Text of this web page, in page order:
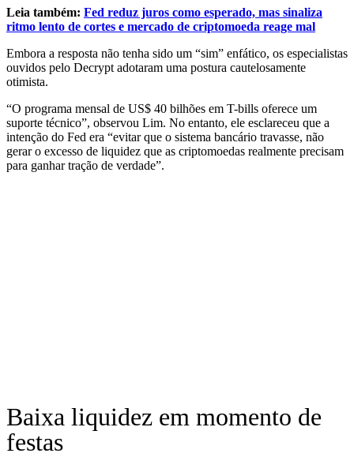
Leia também: Fed reduz juros como esperado, mas sinaliza
ritmo lento de cortes e mercado de criptomoeda reage mal
Embora a resposta não tenha sido um “sim” enfático, os especialistas
ouvidos pelo Decrypt adotaram uma postura cautelosamente
otimista.
“O programa mensal de US$ 40 bilhões em T-bills oferece um
suporte técnico”, observou Lim. No entanto, ele esclareceu que a
intenção do Fed era “evitar que o sistema bancário travasse, não
gerar o excesso de liquidez que as criptomoedas realmente precisam
para ganhar tração de verdade”.
Baixa liquidez em momento de
festas